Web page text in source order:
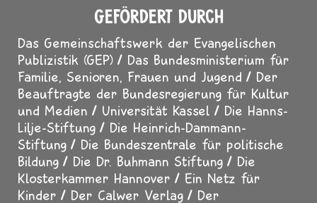
GEFÖRDERT DURCH
Das Gemeinschaftswerk der Evangelischen
Publizistik (GEP)
Das Bundesministerium für
Familie, Senioren, Frauen und Jugend
Der
Beauftragte der Bundesregierung für Kultur
und Medien
Universität Kassel
Die Hanns-
Lilje-Stiftung
Die Heinrich-Dammann-
Stiftung
Die Bundeszentrale für politische
Bildung
Die Dr. Buhmann Stiftung
Die
Klosterkammer Hannover
Ein Netz für
Kinder
Der Calwer Verlag Der